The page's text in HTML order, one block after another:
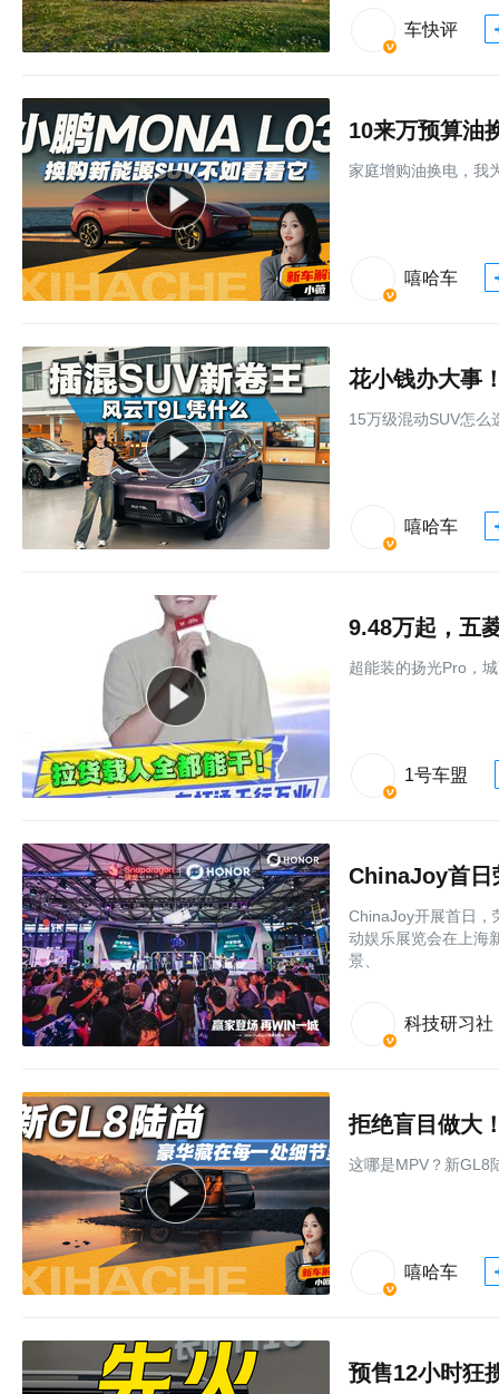
车快评
10来万预算油
家庭增购油换电，我
嘻哈车
花小钱办大事
15万级混动SUV怎么
嘻哈车
9.48万起，五
超能装的扬光Pro，
1号车盟
ChinaJoy首日
ChinaJoy开展首日，
动娱乐展览会在上海
景、
科技研习社
拒绝盲目做大
这哪是MPV？新GL8
嘻哈车
预售12小时狂